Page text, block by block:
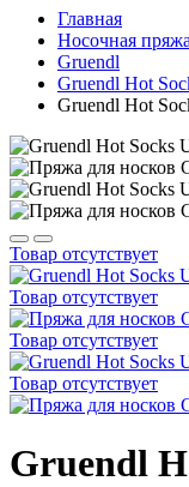
Главная
Носочная пряжа
Gruendl
Gruendl Hot
Gruendl Hot
Товар отсутствует
Товар отсутствует
Товар отсутствует
Товар отсутствует
Gruendl